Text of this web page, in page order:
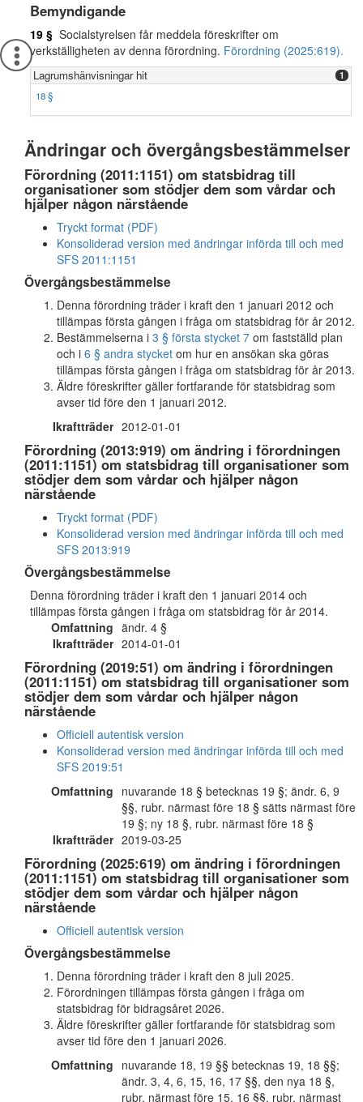
Bemyndigande
19 § Socialstyrelsen får meddela föreskrifter om
verkställigheten av denna förordning. Förordning (2025:619).
Lagrumshänvisningar hit 1
18 §
Ändringar och övergångsbestämmelser
Förordning (2011:1151) om statsbidrag till
organisationer som stödjer dem som vårdar och
hjälper någon närstående
Tryckt format (PDF)
Konsoliderad version med ändringar införda till och med
SFS 2011:1151
Övergångsbestämmelse
Denna förordning träder i kraft den 1 januari 2012 och
tillämpas första gången i fråga om statsbidrag för år 2012.
Bestämmelserna i 3 § första stycket 7 om fastställd plan
och i 6 § andra stycket om hur en ansökan ska göras
tillämpas första gången i fråga om statsbidrag för år 2013.
Äldre föreskrifter gäller fortfarande för statsbidrag som
avser tid före den 1 januari 2012.
Ikraftträder 2012-01-01
Förordning (2013:919) om ändring i förordningen
(2011:1151) om statsbidrag till organisationer som
stödjer dem som vårdar och hjälper någon
närstående
Tryckt format (PDF)
Konsoliderad version med ändringar införda till och med
SFS 2013:919
Övergångsbestämmelse
Denna förordning träder i kraft den 1 januari 2014 och
tillämpas första gången i fråga om statsbidrag för år 2014.
Omfattning ändr. 4 §
Ikraftträder 2014-01-01
Förordning (2019:51) om ändring i förordningen
(2011:1151) om statsbidrag till organisationer som
stödjer dem som vårdar och hjälper någon
närstående
Officiell autentisk version
Konsoliderad version med ändringar införda till och med
SFS 2019:51
Omfattning nuvarande 18 § betecknas 19 §; ändr. 6, 9
§§, rubr. närmast före 18 § sätts närmast före
19 §; ny 18 §, rubr. närmast före 18 §
Ikraftträder 2019-03-25
Förordning (2025:619) om ändring i förordningen
(2011:1151) om statsbidrag till organisationer som
stödjer dem som vårdar och hjälper någon
närstående
Officiell autentisk version
Övergångsbestämmelse
Denna förordning träder i kraft den 8 juli 2025.
Förordningen tillämpas första gången i fråga om
statsbidrag för bidragsåret 2026.
Äldre föreskrifter gäller fortfarande för statsbidrag som
avser tid före den 1 januari 2026.
Omfattning nuvarande 18, 19 §§ betecknas 19, 18 §§;
ändr. 3, 4, 6, 15, 16, 17 §§, den nya 18 §,
rubr. närmast före 15, 16 §§, rubr. närmast